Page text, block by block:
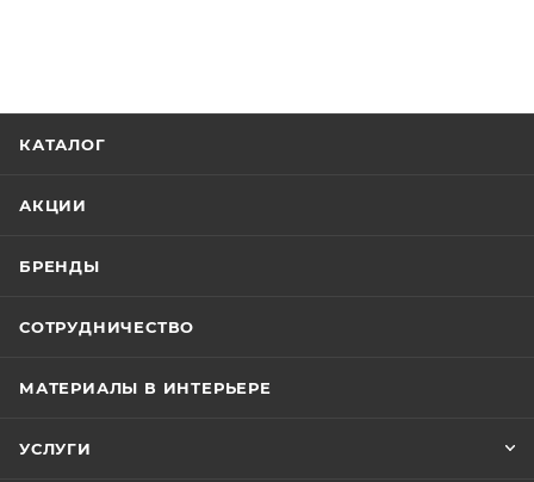
КАТАЛОГ
АКЦИИ
БРЕНДЫ
СОТРУДНИЧЕСТВО
МАТЕРИАЛЫ В ИНТЕРЬЕРЕ
УСЛУГИ